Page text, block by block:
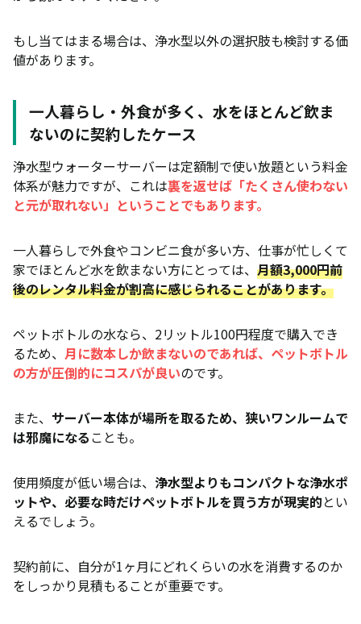
もし当てはまる場合は、浄水型以外の選択肢も検討する価
値があります。
一人暮らし・外食が多く、水をほとんど飲ま
ないのに契約したケース
浄水型ウォーターサーバーは定額制で使い放題という料金
体系が魅力ですが、これは裏を返せば「たくさん使わない
と元が取れない」ということでもあります。
一人暮らしで外食やコンビニ食が多い方、仕事が忙しくて
家でほとんど水を飲まない方にとっては、 月額3,000円前
後のレンタル料金が割高に感じられることがあります。
ペットボトルの水なら、2リットル100円程度で購入でき
るため、 月に数本しか飲まないのであれば、ペットボトル
の方が圧倒的にコスパが良いのです。
また、 サーバー本体が場所を取るため、狭いワンルームで
は邪魔になることも。
使用頻度が低い場合は、 浄水型よりもコンパクトな浄水ポ
ットや、必要な時だけペットボトルを買う方が現実的とい
えるでしょう。
契約前に、自分が1ヶ月にどれくらいの水を消費するのか
をしっかり見積もることが重要です。